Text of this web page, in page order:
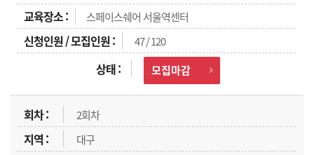
스페이스쉐어 서울역센터
47 / 120
모집마감
2회차
대구